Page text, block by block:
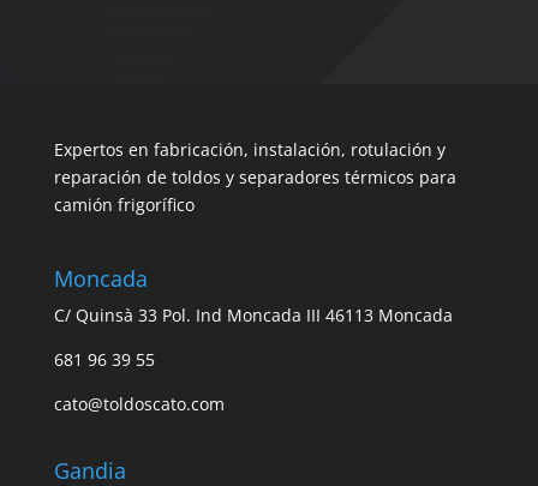
Expertos en fabricación, instalación, rotulación y
reparación de toldos y separadores térmicos para
camión frigorífico
Moncada
C/ Quinsà 33 Pol. Ind Moncada III 46113 Moncada
681 96 39 55
cato@toldoscato.com
Gandia